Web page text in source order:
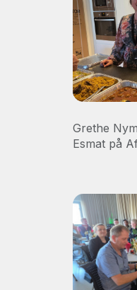
Grethe
Esmat på